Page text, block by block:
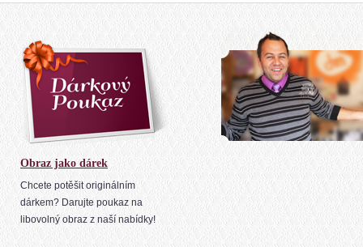
Obraz jako dárek
Chcete potěšit originálním
dárkem? Darujte poukaz na
libovolný obraz z naší nabídky!